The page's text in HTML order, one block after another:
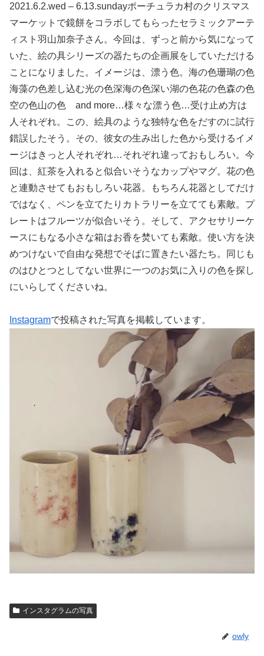
2021.6.2.wed – 6.13.sundayポーチュラカ村のクリスマス
マーケットで鏡餅をコラボしてもらったセラミックアーテ
ィスト羽山加奈子さん。今回は、ずっと前から気になって
いた、絵の具シリーズの器たちの企画展をしていただける
ことになりました。イメージは、漂う色。海の色珊瑚の色
海藻の色差し込む光の色深海の色深い湖の色花の色森の色
空の色山の色 and more…様々な漂う色…受け止め方は
人それぞれ。この、絵具のような独特な色をだすのに試行
錯誤したそう。その、彼女の生み出した色から受けるイメ
ージはきっと人それぞれ…それぞれ違っておもしろい。今
回は、紅茶を入れると似合いそうなカップやマグ。花の色
と連動させてもおもしろい花器。もちろん花器としてだけ
ではなく、ペンを立てたりカトラリーを立てても素敵。プ
レートはフルーツが似合いそう。そして、アクセサリーケ
ースにもなる小さな箱はお香を焚いても素敵。使い方を決
めつけないで自由な発想でそばに置きたい器たち。同じも
のはひとつとしてない世界に一つのお気に入りの色を探し
にいらしてくださいね。
Instagramで投稿された写真を掲載しています。
インスタグラムの写真
owly